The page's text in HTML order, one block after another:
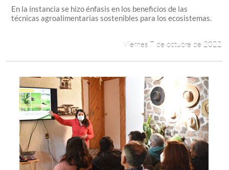
Estudiantes
Académicos
Alumni
English
En la instancia se hizo énfasis en los beneficios de las
técnicas agroalimentarias sostenibles para los ecosistemas.
Viernes 7 de octubre de 2022